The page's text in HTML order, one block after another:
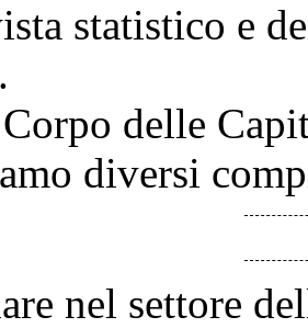
statistico e
delle
diversi
nel settore